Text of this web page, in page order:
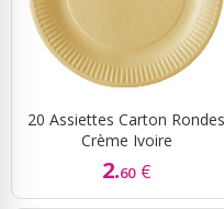
20 Assiettes Carton Rondes
Crème Ivoire
2.60 €